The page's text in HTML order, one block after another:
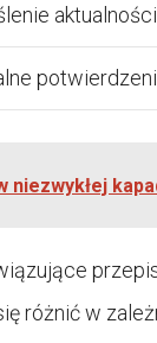
niezwykłej
różnić w